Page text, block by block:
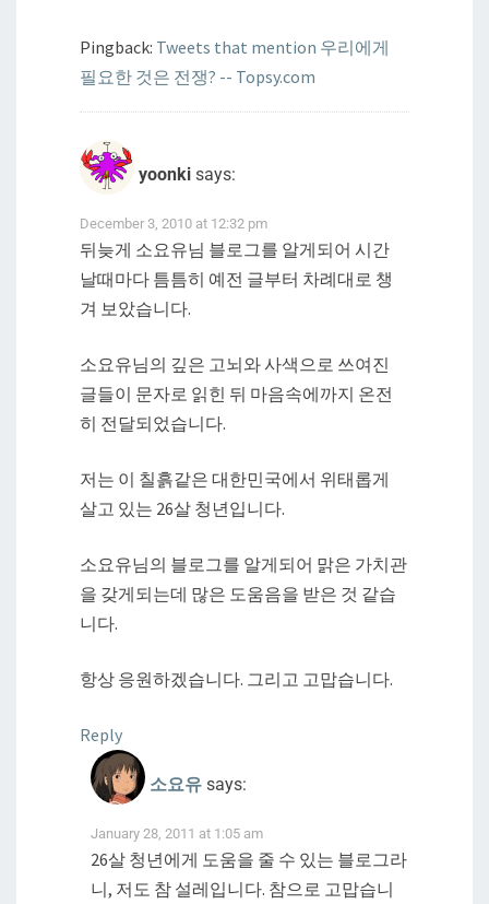
Pingback: Tweets that mention 우리에게
필요한 것은 전쟁? -- Topsy.com
yoonki says:
December 3, 2010 at 12:32 pm
뒤늦게 소요유님 블로그를 알게되어 시간
날때마다 틈틈히 예전 글부터 차례대로 챙
겨 보았습니다.
소요유님의 깊은 고뇌와 사색으로 쓰여진
글들이 문자로 읽힌 뒤 마음속에까지 온전
히 전달되었습니다.
저는 이 칠흙같은 대한민국에서 위태롭게
살고 있는 26살 청년입니다.
소요유님의 블로그를 알게되어 맑은 가치관
을 갖게되는데 많은 도움음을 받은 것 같습
니다.
항상 응원하겠습니다. 그리고 고맙습니다.
Reply
소요유 says:
January 28, 2011 at 1:05 am
26살 청년에게 도움을 줄 수 있는 블로그라
니, 저도 참 설레입니다. 참으로 고맙습니